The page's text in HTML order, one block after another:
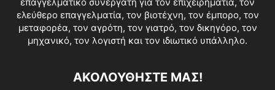
ελεύθερο επαγγελματία, τον βιοτέχνη, τον έμπορο, τον
μεταφορέα, τον αγρότη, τον γιατρό, τον δικηγόρο, τον
μηχανικό, τον λογιστή και τον ιδιωτικό υπάλληλο.
ΑΚΟΛΟΥΘΗΣΤΕ ΜΑΣ!